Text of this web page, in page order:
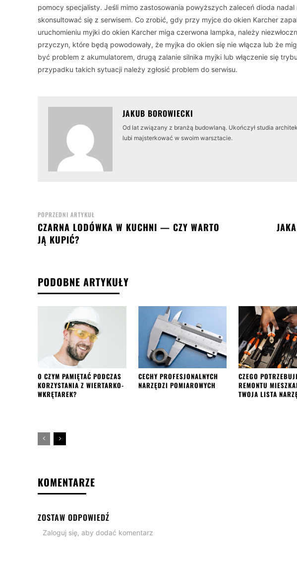
pomocy specjalisty. Jeśli mimo zastosowania powyższych zaleceń dioda
skonsultować się z serwisem. Co zrobić, gdy przy myjce do okien Karcher
uruchomieniu myjki do okien Karcher miga czerwona lampka, należy
przyczyn, które będą powodowały, że myjka do okien się nie włącza lub że
być problem z akumulatorem, drugą zalanie silnika myjki lub włączenie się
przypadku takich sytuacji należy zgłosić problem do serwisu.
JAKUB BOROWIECKI
Od lat związany z branżą budowlaną. Ukończył studia
lubi majsterkować w swoim warsztacie.
POPRZEDNI ARTYKUŁ
CZARNA LODÓWKA W KUCHNI — CZY WARTO
JĄ KUPIĆ?
PODOBNE ARTYKUŁY
O CZYM PAMIĘTAĆ PODCZAS
KORZYSTANIA Z WIERTARKO-
WKRĘTAREK?
CECHY PROFESJONALNYCH
NARZĘDZI POMIAROWYCH
CZEGO
REMONTU
TWOJA LISTA
KOMENTARZE
ZOSTAW ODPOWIEDŹ
Zaloguj się, aby dodać komentarz